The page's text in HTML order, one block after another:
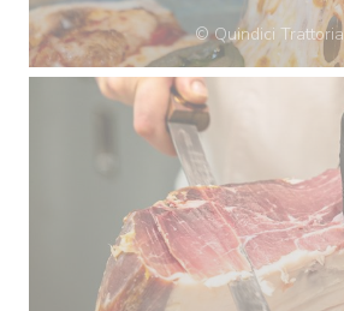
© Quindici Trattoria